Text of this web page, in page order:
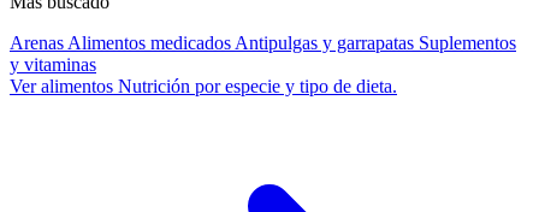
Arenas Alimentos medicados Antipulgas y garrapatas Suplementos
y vitaminas
Ver alimentos Nutrición por especie y tipo de dieta.